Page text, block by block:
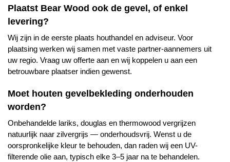
Plaatst Bear Wood ook de gevel, of enkel
levering?
Wij zijn in de eerste plaats houthandel en adviseur. Voor
plaatsing werken wij samen met vaste partner-aannemers uit
uw regio. Vraag uw offerte aan en wij koppelen u aan een
betrouwbare plaatser indien gewenst.
Moet houten gevelbekleding onderhouden
worden?
Onbehandelde lariks, douglas en thermowood vergrijzen
natuurlijk naar zilvergrijs — onderhoudsvrij. Wenst u de
oorspronkelijke kleur te behouden, dan raden wij een UV-
filterende olie aan, typisch elke 3–5 jaar na te behandelen.